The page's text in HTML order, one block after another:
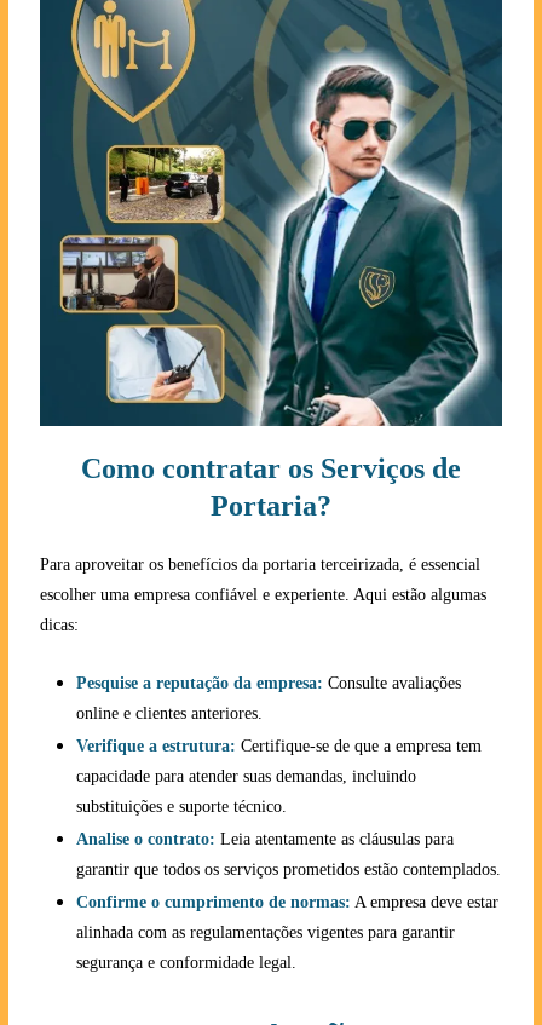
Como contratar os Serviços de
Portaria?
Para aproveitar os benefícios da portaria terceirizada, é essencial
escolher uma empresa confiável e experiente. Aqui estão algumas
dicas:
Pesquise a reputação da empresa: Consulte avaliações
online e clientes anteriores.
Verifique a estrutura: Certifique-se de que a empresa tem
capacidade para atender suas demandas, incluindo
substituições e suporte técnico.
Analise o contrato: Leia atentamente as cláusulas para
garantir que todos os serviços prometidos estão contemplados.
Confirme o cumprimento de normas: A empresa deve estar
alinhada com as regulamentações vigentes para garantir
segurança e conformidade legal.